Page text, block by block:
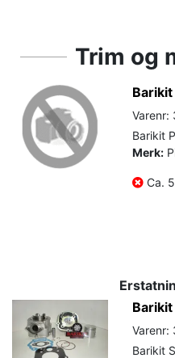
Trim og
Varenr:
Barikit
Merk:
Ca.
Varenr:
Barikit